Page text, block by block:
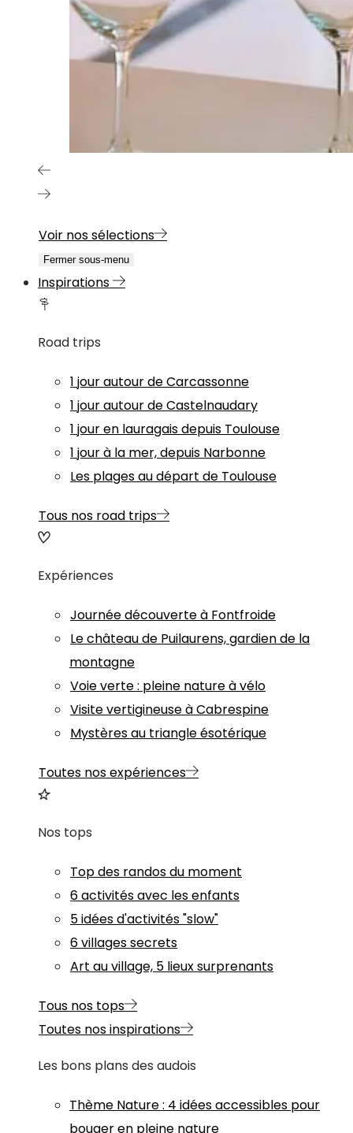
Voir nos sélections
Fermer sous-menu
Inspirations
Road trips
1 jour autour de Carcassonne
1 jour autour de Castelnaudary
1 jour en lauragais depuis Toulouse
1 jour à la mer, depuis Narbonne
Les plages au départ de Toulouse
Tous nos road trips
Expériences
Journée découverte à Fontfroide
Le château de Puilaurens, gardien de la
montagne
Voie verte : pleine nature à vélo
Visite vertigineuse à Cabrespine
Mystères au triangle ésotérique
Toutes nos expériences
Nos tops
Top des randos du moment
6 activités avec les enfants
5 idées d'activités "slow"
6 villages secrets
Art au village, 5 lieux surprenants
Tous nos tops
Toutes nos inspirations
Les bons plans des audois
Thème Nature: 4 idées accessibles pour
bouger en pleine nature